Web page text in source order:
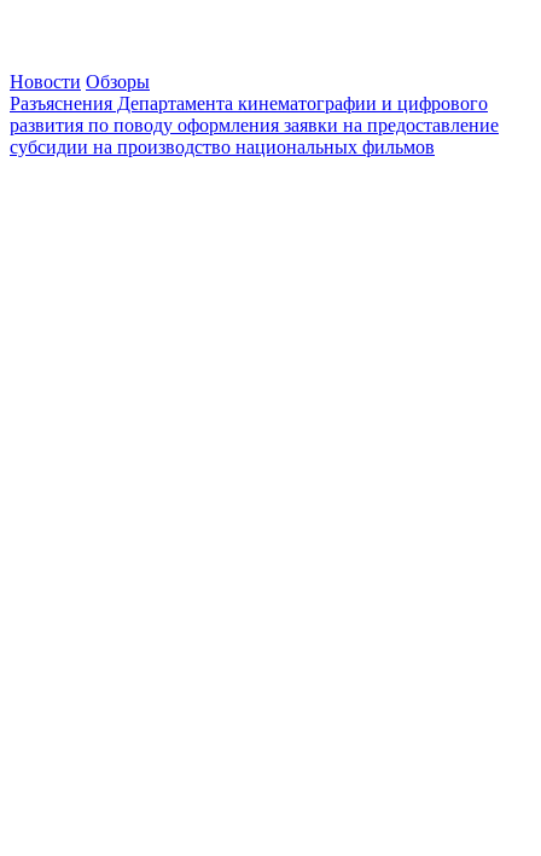
Новости Обзоры
Разъяснения Департамента кинематографии и цифрового
развития по поводу оформления заявки на предоставление
субсидии на производство национальных фильмов